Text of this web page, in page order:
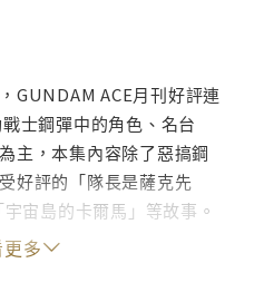
GUNDAM ACE月刊好評連
士鋼彈中的角色、名台
主，本集內容除了惡搞鋼
好評的「隊長是薩克先
宙島的卡爾馬」等故事。
多